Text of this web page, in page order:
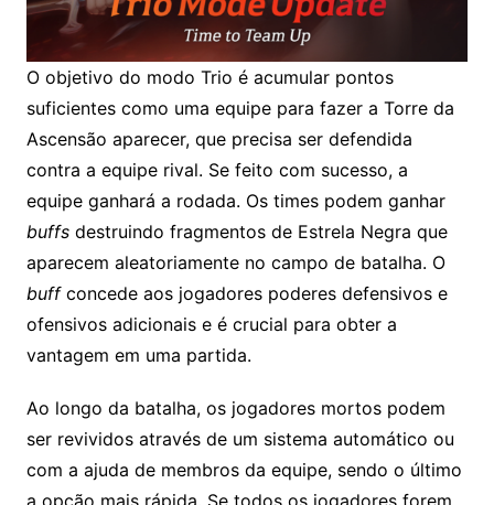
O objetivo do modo Trio é acumular pontos
suficientes como uma equipe para fazer a Torre da
Ascensão aparecer, que precisa ser defendida
contra a equipe rival. Se feito com sucesso, a
equipe ganhará a rodada. Os times podem ganhar
buffsdestruindo fragmentos de Estrela Negra que
aparecem aleatoriamente no campo de batalha. O
buffconcede aos jogadores poderes defensivos e
ofensivos adicionais e é crucial para obter a
vantagem em uma partida.
Ao longo da batalha, os jogadores mortos podem
ser revividos através de um sistema automático ou
com a ajuda de membros da equipe, sendo o último
a opção mais rápida. Se todos os jogadores forem